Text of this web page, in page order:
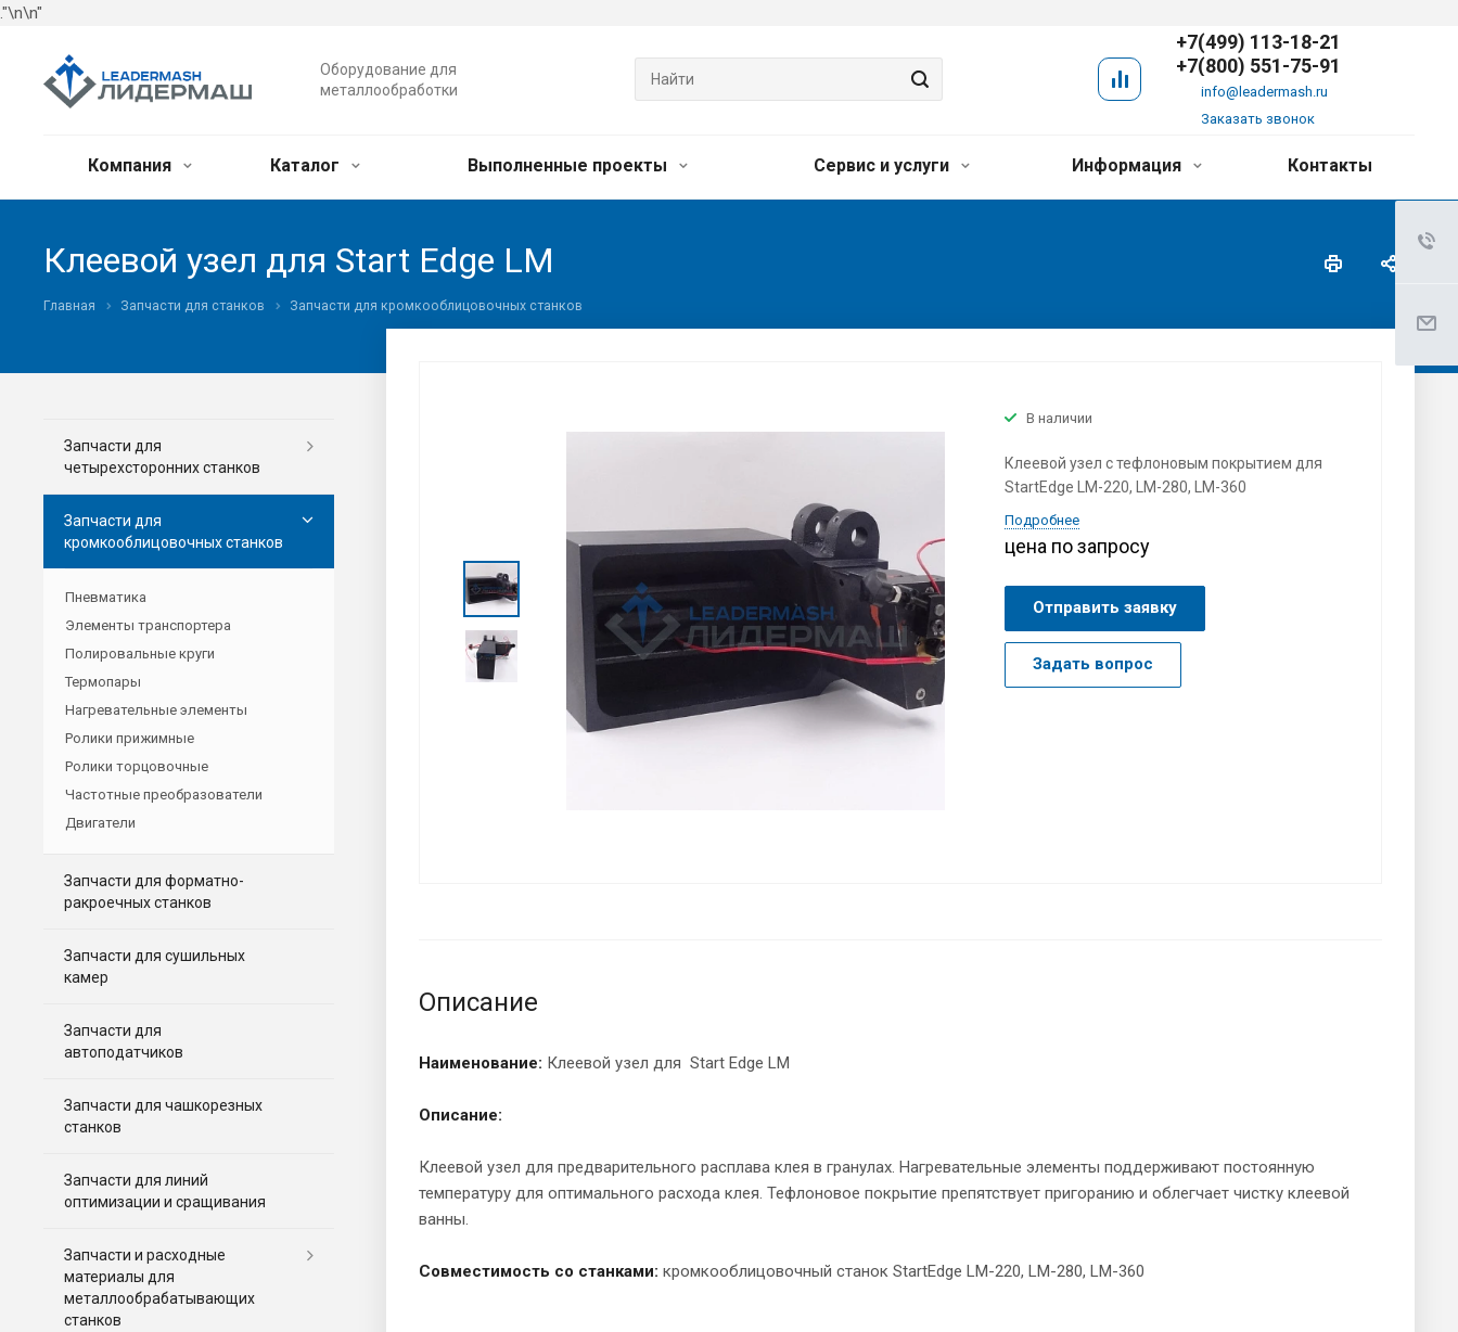
."\n\n"
Оборудование для
металлообработки
+7(499) 113-18-21
+7(800) 551-75-91
info@leadermash.ru
Заказать звонок
Компания Каталог Выполненные проекты Сервис и услуги Информация Контакты
Клеевой узел для Start Edge LM
Главная Запчасти для станков Запчасти для кромкооблицовочных станков
В наличии
Клеевой узел с тефлоновым покрытием для
StartEdge LM-220, LM-280, LM-360
Подробнее
цена по запросу
Отправить заявку
Задать вопрос
Описание
Наименование: Клеевой узел для Start Edge LM
Описание:
Клеевой узел для предварительного расплава клея в гранулах. Нагревательные элементы поддерживают постоянную
температуру для оптимального расхода клея. Тефлоновое покрытие препятствует пригоранию и облегчает чистку клеевой
ванны.
Совместимость со станками: кромкооблицовочный станок StartEdge LM-220, LM-280, LM-360
Запчасти для
четырехсторонних станков
Запчасти для
кромкооблицовочных станков
Пневматика
Элементы транспортера
Полировальные круги
Термопары
Нагревательные элементы
Ролики прижимные
Ролики торцовочные
Частотные преобразователи
Двигатели
Запчасти для форматно-
ракроечных станков
Запчасти для сушильных
камер
Запчасти для
автоподатчиков
Запчасти для чашкорезных
станков
Запчасти для линий
оптимизации и сращивания
Запчасти и расходные
материалы для
металлообрабатывающих
станков